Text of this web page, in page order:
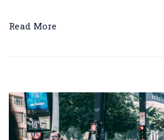
Read More